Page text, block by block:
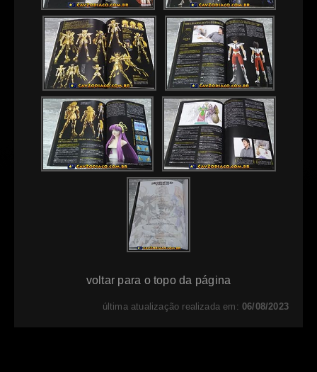
voltar para o topo da página
última atualização realizada em:06/08/2023